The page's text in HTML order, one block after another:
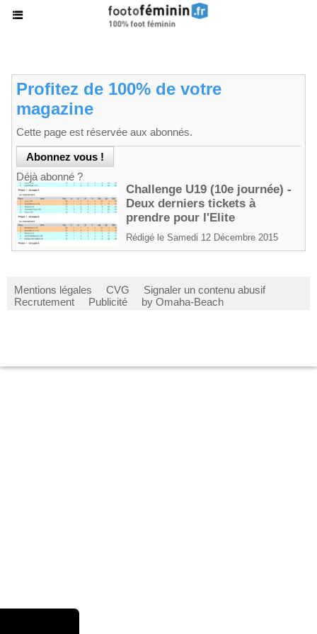
Profitez de 100% de votre
magazine
Cette page est réservée aux abonnés.
Déjà abonné ?
Challenge U19 (10e journée) -
Deux derniers tickets à
prendre pour l'Elite
Rédigé le Samedi 12 Décembre 2015
Mentions légales CVG
Signaler un contenu abusif
Recrutement
Publicité by Omaha-Beach